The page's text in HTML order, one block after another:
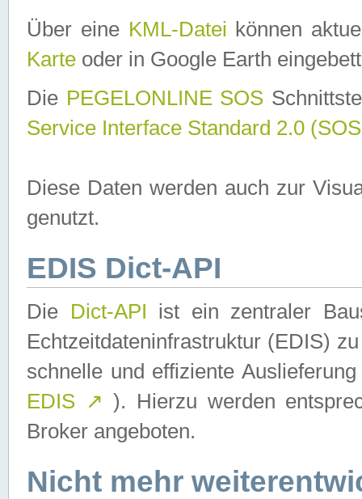
Über eine KML-Datei können
Karte oder in Google Earth
Die PEGELONLINE SOS
Service Interface Standard 2.0
Diese Daten werden auch zur
genutzt.
EDIS Dict-API
Die Dict-API ist ein zentraler
Echtzeitdateninfrastruktur (EDIS)
schnelle und effiziente
EDIS ↗ ). Hierzu werden
Broker angeboten.
Nicht mehr